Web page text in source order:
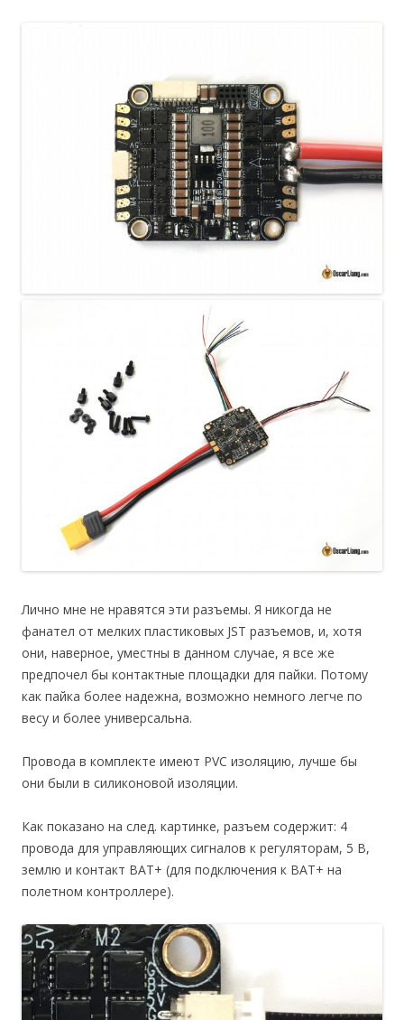
Лично мне не нравятся эти разъемы. Я никогда не
фанател от мелких пластиковых JST разъемов, и, хотя
они, наверное, уместны в данном случае, я все же
предпочел бы контактные площадки для пайки. Потому
как пайка более надежна, возможно немного легче по
весу и более универсальна.
Провода в комплекте имеют PVC изоляцию, лучше бы
они были в силиконовой изоляции.
Как показано на след. картинке, разъем содержит: 4
провода для управляющих сигналов к регуляторам, 5 В,
землю и контакт BAT+ (для подключения к BAT+ на
полетном контроллере).